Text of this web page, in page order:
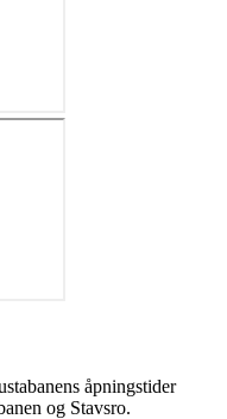
åpningstider
og Stavsro.